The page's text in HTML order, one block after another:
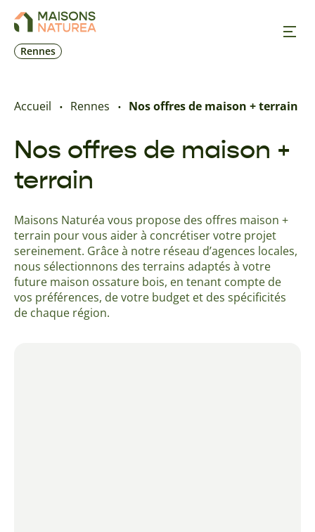
Rennes
Nos offres
Prendre RDV
+33 2 23 25 12 39
Accueil Rennes Nos offres de maison + terrain
Nos offres de maison +
terrain
Maisons Naturéa vous propose des offres maison +
terrain pour vous aider à concrétiser votre projet
sereinement. Grâce à notre réseau d’agences locales,
nous sélectionnons des terrains adaptés à votre
future maison ossature bois, en tenant compte de
vos préférences, de votre budget et des spécificités
de chaque région.